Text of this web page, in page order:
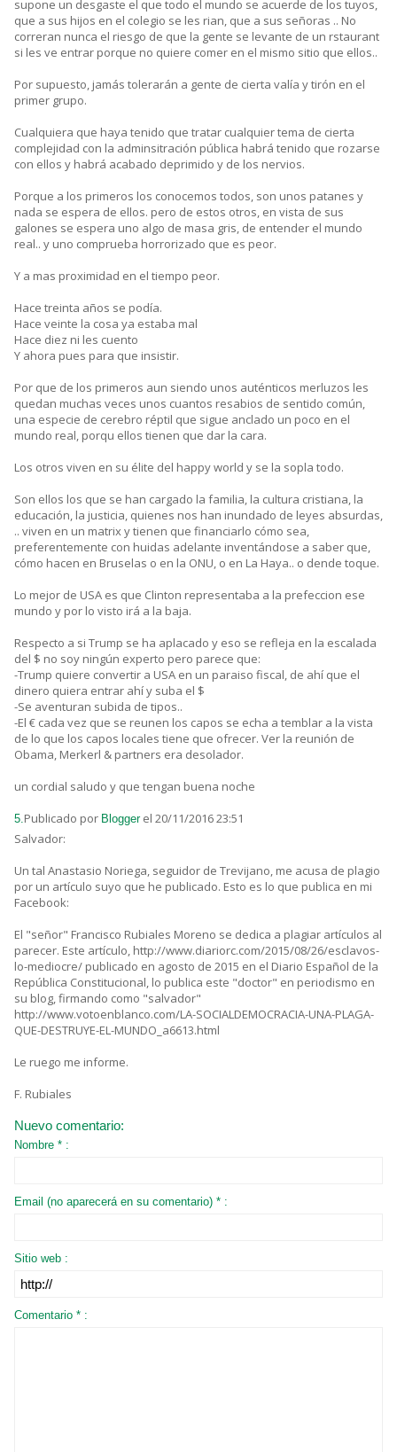
supone un desgaste el que todo el mundo se acuerde de los tuyos,
que a sus hijos en el colegio se les rian, que a sus señoras .. No
correran nunca el riesgo de que la gente se levante de un rstaurant
si les ve entrar porque no quiere comer en el mismo sitio que ellos..
Por supuesto, jamás tolerarán a gente de cierta valía y tirón en el
primer grupo.
Cualquiera que haya tenido que tratar cualquier tema de cierta
complejidad con la adminsitración pública habrá tenido que rozarse
con ellos y habrá acabado deprimido y de los nervios.
Porque a los primeros los conocemos todos, son unos patanes y
nada se espera de ellos. pero de estos otros, en vista de sus
galones se espera uno algo de masa gris, de entender el mundo
real.. y uno comprueba horrorizado que es peor.
Y a mas proximidad en el tiempo peor.
Hace treinta años se podía.
Hace veinte la cosa ya estaba mal
Hace diez ni les cuento
Y ahora pues para que insistir.
Por que de los primeros aun siendo unos auténticos merluzos les
quedan muchas veces unos cuantos resabios de sentido común,
una especie de cerebro réptil que sigue anclado un poco en el
mundo real, porqu ellos tienen que dar la cara.
Los otros viven en su élite del happy world y se la sopla todo.
Son ellos los que se han cargado la familia, la cultura cristiana, la
educación, la justicia, quienes nos han inundado de leyes absurdas,
.. viven en un matrix y tienen que financiarlo cómo sea,
preferentemente con huidas adelante inventándose a saber que,
cómo hacen en Bruselas o en la ONU, o en La Haya.. o dende toque.
Lo mejor de USA es que Clinton representaba a la prefeccion ese
mundo y por lo visto irá a la baja.
Respecto a si Trump se ha aplacado y eso se refleja en la escalada
del $ no soy ningún experto pero parece que:
-Trump quiere convertir a USA en un paraiso fiscal, de ahí que el
dinero quiera entrar ahí y suba el $
-Se aventuran subida de tipos..
-El € cada vez que se reunen los capos se echa a temblar a la vista
de lo que los capos locales tiene que ofrecer. Ver la reunión de
Obama, Merkerl & partners era desolador.
un cordial saludo y que tengan buena noche
5.Publicado por Blogger el 20/11/2016 23:51
Salvador:
Un tal Anastasio Noriega, seguidor de Trevijano, me acusa de plagio
por un artículo suyo que he publicado. Esto es lo que publica en mi
Facebook:
El "señor" Francisco Rubiales Moreno se dedica a plagiar artículos al
parecer. Este artículo, http://www.diariorc.com/2015/08/26/esclavos-
lo-mediocre/ publicado en agosto de 2015 en el Diario Español de la
República Constitucional, lo publica este "doctor" en periodismo en
su blog, firmando como "salvador"
http://www.votoenblanco.com/LA-SOCIALDEMOCRACIA-UNA-PLAGA-
QUE-DESTRUYE-EL-MUNDO_a6613.html
Le ruego me informe.
F. Rubiales
Nuevo comentario:
Nombre * :
Email (no aparecerá en su comentario) * :
Sitio web :
Comentario * :